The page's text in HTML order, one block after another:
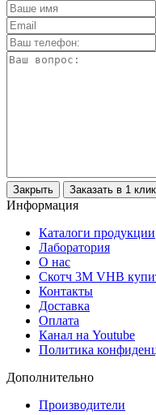
Закрыть Заказать в 1
Информация
Каталоги продукции
Лаборатория
О нас
Скотч 3M VHB
Контакты
Доставка
Оплата
Канал на Youtube
Политика
Дополнительно
Производители